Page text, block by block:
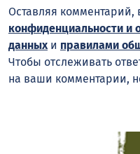
Оставляя комментарий,
конфиденциальности и
данныхи правилами
Чтобы отслеживать
на ваши комментарии,